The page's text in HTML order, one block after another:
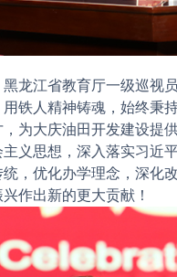
江省教育厅一级巡视员
铁人精神铸魂，始终秉
为大庆油田开发建设提
义思想，深入落实习近
，优化办学理念，深化
作出新的更大贡献！